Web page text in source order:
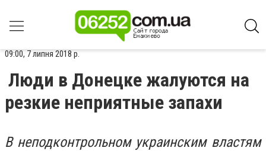
09:00, 7 липня 2018 р.
Люди в Донецке жалуются на
резкие неприятные запахи
В неподконтрольном украинским властям